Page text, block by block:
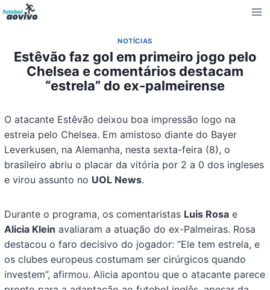
Pular
para
Conteúdo
NOTÍCIAS
Estêvão faz gol em primeiro jogo pelo
Chelsea e comentários destacam
“estrela” do ex-palmeirense
O atacante Estêvão deixou boa impressão logo na
estreia pelo Chelsea. Em amistoso diante do Bayer
Leverkusen, na Alemanha, nesta sexta-feira (8), o
brasileiro abriu o placar da vitória por 2 a 0 dos ingleses
e virou assunto no UOL News.
Durante o programa, os comentaristas Luis Rosa e
Alicia Klein avaliaram a atuação do ex-Palmeiras. Rosa
destacou o faro decisivo do jogador: “Ele tem estrela, e
os clubes europeus costumam ser cirúrgicos quando
investem”, afirmou. Alicia apontou que o atacante parece